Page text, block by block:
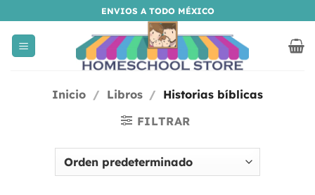
al
contenido
ENVIOS A TODO MÉXICO
Inicio / Libros / Historias bíblicas
FILTRAR